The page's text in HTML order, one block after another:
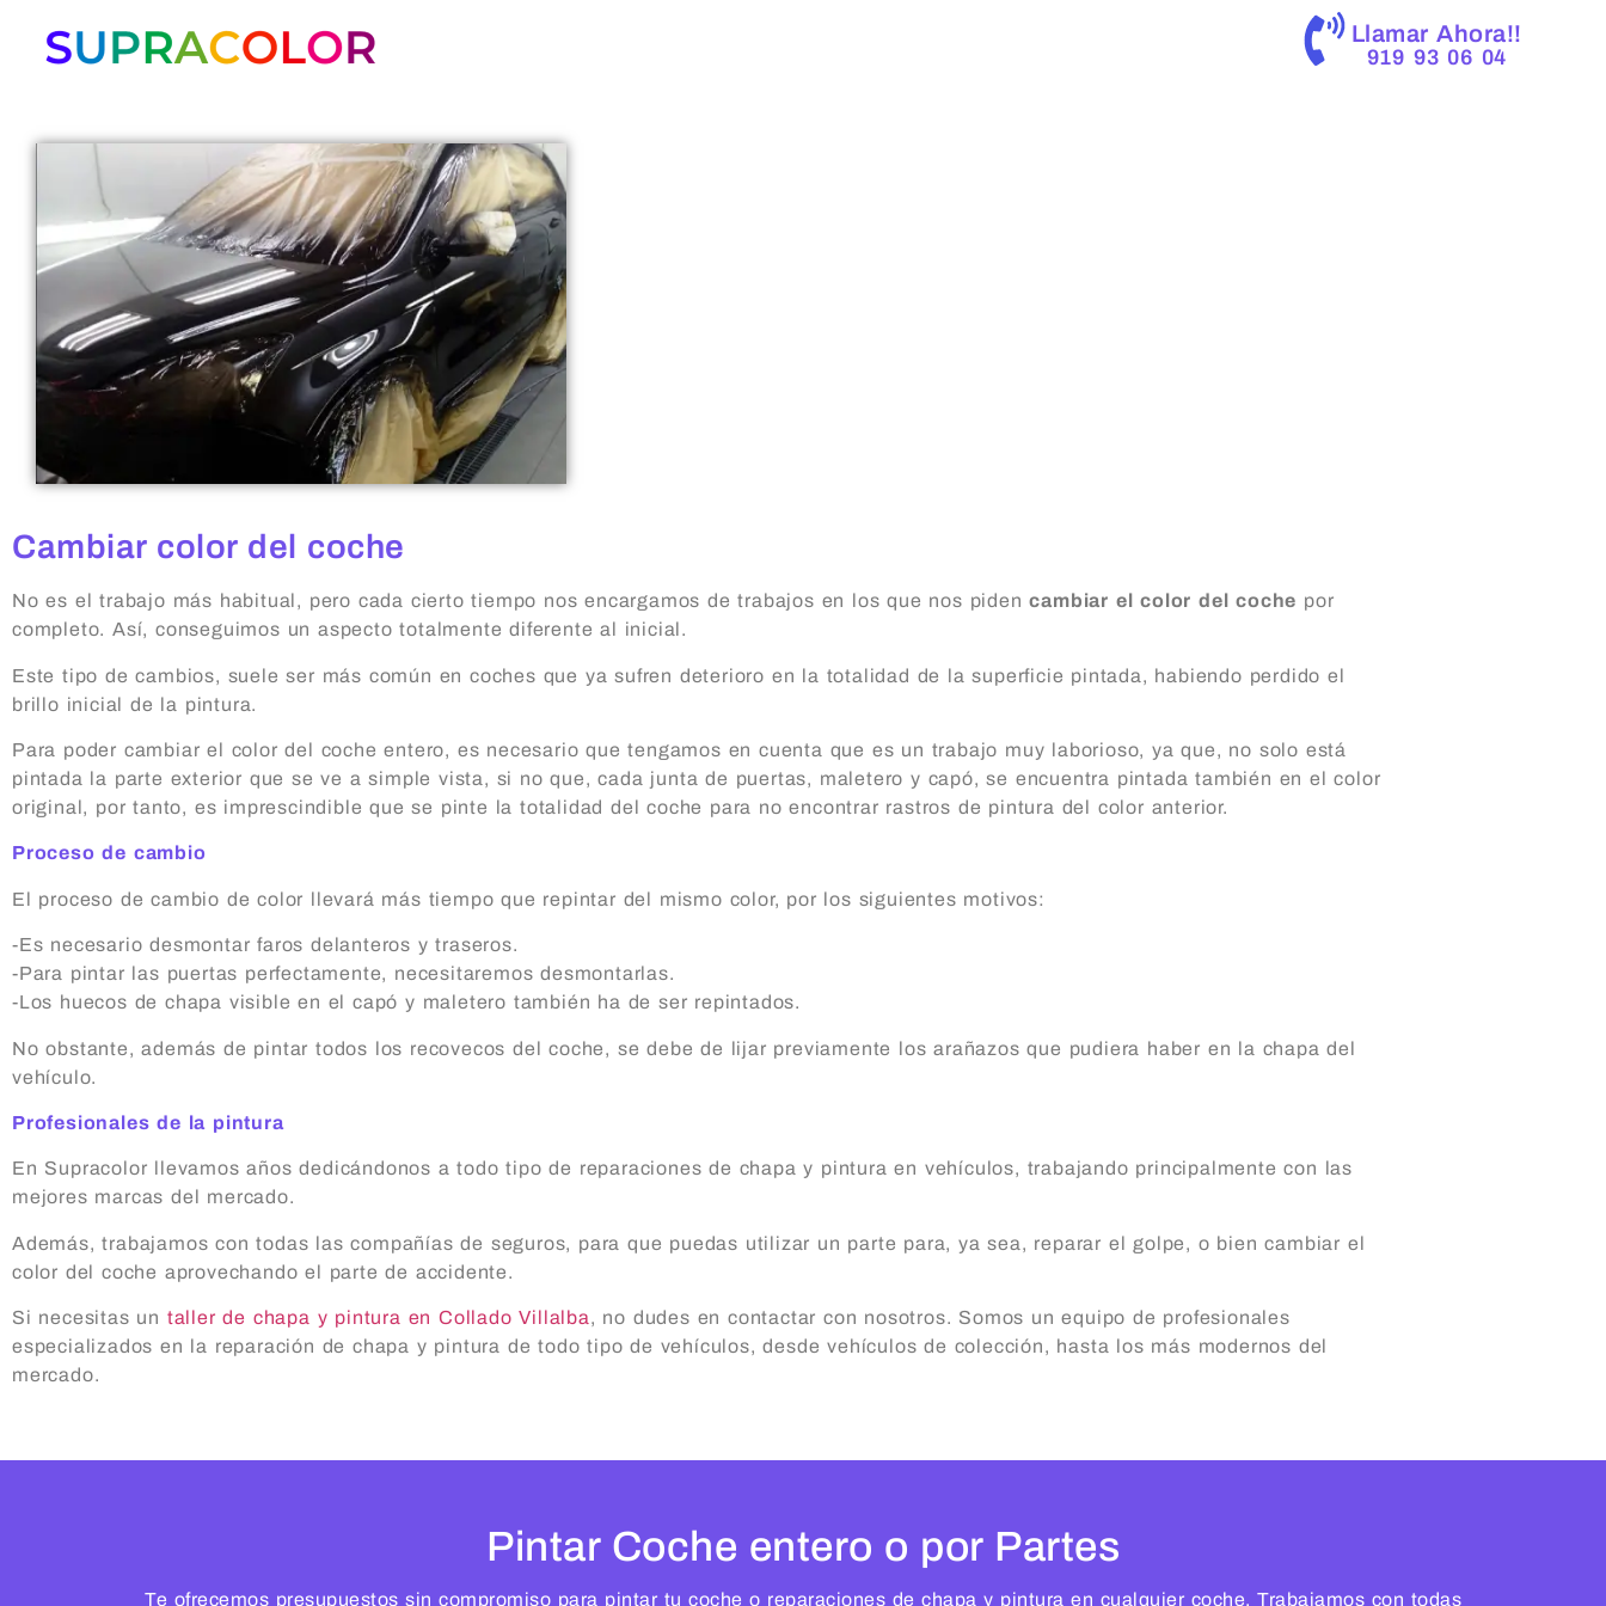
Llamar Ahora!!
919 93 06 04
Cambiar color del coche
No es el trabajo más habitual, pero cada cierto tiempo nos encargamos de trabajos en los que nos pidencambiar el color del coche por
completo. Así, conseguimos un aspecto totalmente diferente al inicial.
Este tipo de cambios, suele ser más común en coches que ya sufren deterioro en la totalidad de la superficie pintada, habiendo perdido el
brillo inicial de la pintura.
Para poder cambiar el color del coche entero, es necesario que tengamos en cuenta que es un trabajo muy laborioso, ya que, no solo está
pintada la parte exterior que se ve a simple vista, si no que, cada junta de puertas, maletero y capó, se encuentra pintada también en el color
original, por tanto, es imprescindible que se pinte la totalidad del coche para no encontrar rastros de pintura del color anterior.
Proceso de cambio
El proceso de cambio de color llevará más tiempo que repintar del mismo color, por los siguientes motivos:
-Es necesario desmontar faros delanteros y traseros.
-Para pintar las puertas perfectamente, necesitaremos desmontarlas.
-Los huecos de chapa visible en el capó y maletero también ha de ser repintados.
No obstante, además de pintar todos los recovecos del coche, se debe de lijar previamente los arañazos que pudiera haber en la chapa del
vehículo.
Profesionales de la pintura
En Supracolor llevamos años dedicándonos a todo tipo de reparaciones de chapa y pintura en vehículos, trabajando principalmente con las
mejores marcas del mercado.
Además, trabajamos con todas las compañías de seguros, para que puedas utilizar un parte para, ya sea, reparar el golpe, o bien cambiar el
color del coche aprovechando el parte de accidente.
Si necesitas un taller de chapa y pintura en Collado Villalba, no dudes en contactar con nosotros. Somos un equipo de profesionales
especializados en la reparación de chapa y pintura de todo tipo de vehículos, desde vehículos de colección, hasta los más modernos del
mercado.
Pintar Coche entero o por Partes
Te ofrecemos presupuestos sin compromiso para pintar tu coche o reparaciones de chapa y pintura en cualquier coche. Trabajamos con todas